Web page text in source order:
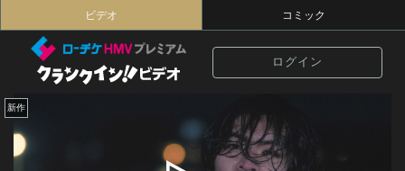
ビデオ コミック
ログイン
新作